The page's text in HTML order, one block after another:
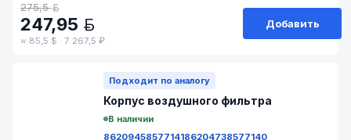
275,5
247,95
≈ 85,5 $ · 7 267,5 ₽
Добавить
Подходит по аналогу
Корпус воздушногo фильтра
В наличии
8620945857714186204738577140